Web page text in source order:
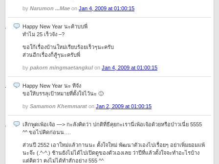
by Narumon ...Mae on Jan 4, 2009 at 01:00:15
Happy New Year นะค้าบบพี่
ทำไม 25 เร็วจัง –?
ขอใก้เรื่องบ้านใหม่เรียบร้อยเร็วๆนะครับ
ส่วนอีกเรื่องก็สู้ๆนะครับพี่
by pakorn mingmaetan​gkul on Jan 4, 2009 at 01:00:15
Happy New Year นะ ทีจัง
ขอให้บรรลุเป้าหมายที่ตั้งใจไว้นะ 🙂
by Samamon Khemmarat on Jan 2, 2009 at 01:00:15
เลิกพูดเพ้อเจ้อ —> กะลังคิดว่า ปกติที่ธีคุยกะเรานี่เพ้อเจ้อด้วยหรือป่าวเนี่ย 5555
^^ ขอไปคิดก่อนน….
ส่วนปี 2552 เอาใหม่แล้วกานนะ ตั้งใจใหม่ พัฒนาตัวเองไปเรื่อยๆ อย่าเพิ่มยอมแพ้
นะจ๊ะ (.^-^.) ช้านยังไม่ได้ไปเปิดดูของตัวเองเลย ว่าปีที่แล้วตั้งใจจะทำอะไรบ้าง
แต่คิดว่า คงไม่ได้ทำสักอย่าง 555 ^^